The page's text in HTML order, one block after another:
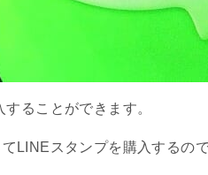
ることができます。
LINEスタンプを購入するの